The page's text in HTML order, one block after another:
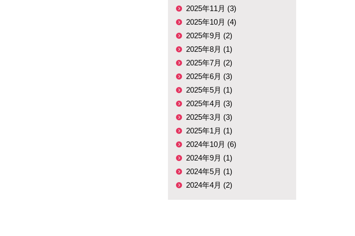
2025年11月 (3)
2025年10月 (4)
2025年9月 (2)
2025年8月 (1)
2025年7月 (2)
2025年6月 (3)
2025年5月 (1)
2025年4月 (3)
2025年3月 (3)
2025年1月 (1)
2024年10月 (6)
2024年9月 (1)
2024年5月 (1)
2024年4月 (2)